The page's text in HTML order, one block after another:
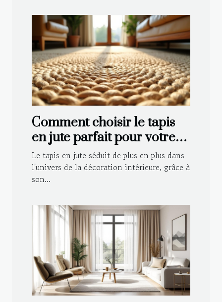
Comment choisir le tapis
en jute parfait pour votre
intérieur ?
Le tapis en jute séduit de plus en plus dans
l'univers de la décoration intérieure, grâce à
son...